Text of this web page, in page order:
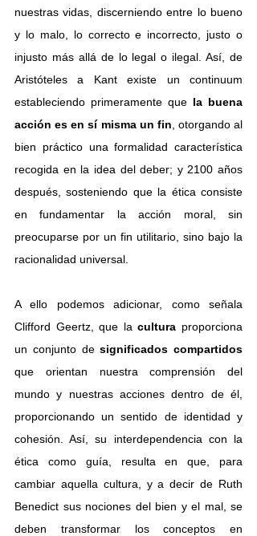
nuestras vidas, discerniendo entre lo bueno
y lo malo, lo correcto e incorrecto, justo o
injusto más allá de lo legal o ilegal. Así, de
Aristóteles a Kant existe un continuum
estableciendo primeramente que la buena
acción es en sí misma un fin , otorgando al
bien práctico una formalidad característica
recogida en la idea del deber; y 2100 años
después, sosteniendo que la ética consiste
en fundamentar la acción moral, sin
preocuparse por un fin utilitario, sino bajo la
racionalidad universal.
A ello podemos adicionar, como señala
Clifford Geertz, que la cultura proporciona
un conjunto de
que orientan nuestra comprensión del
mundo y nuestras acciones dentro de él,
proporcionando un sentido de identidad y
cohesión. Así, su interdependencia con la
ética como guía, resulta en que, para
cambiar aquella cultura, y a decir de Ruth
Benedict sus nociones del bien y el mal, se
deben transformar los conceptos en